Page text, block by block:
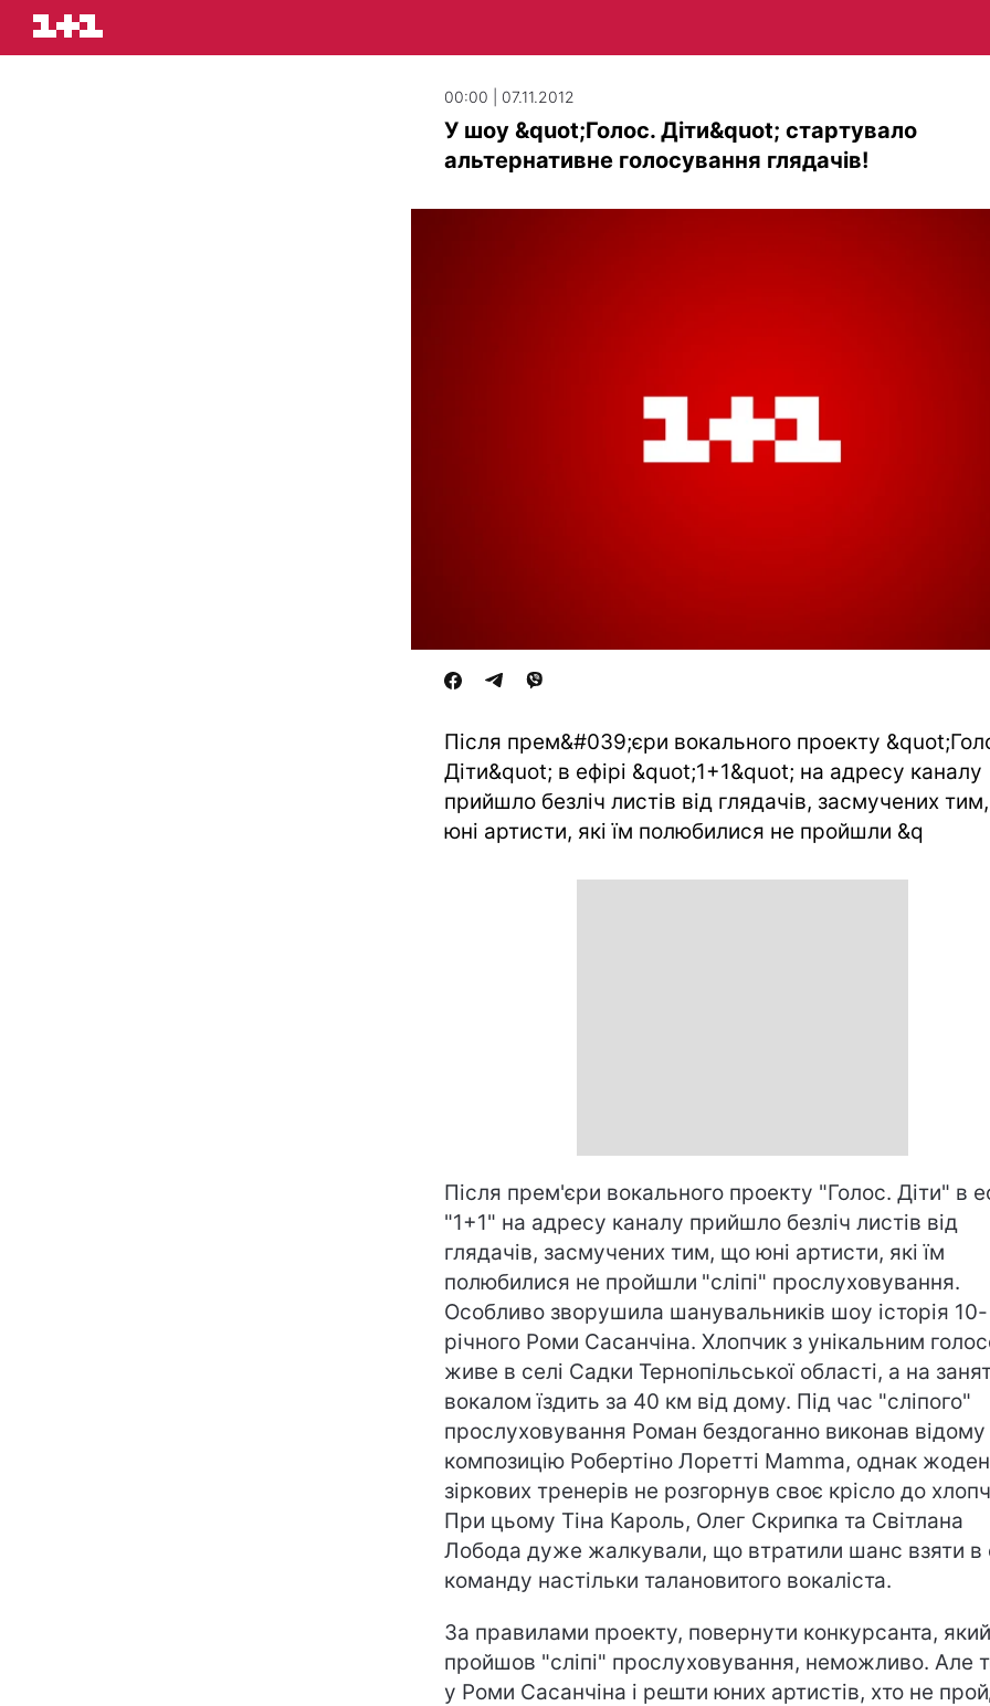
00:00 | 07.11.2012
У шоу &quot;Голос. Діти&quot; стартувало
альтернативне голосування глядачів!
Після прем&#039;єри вокального проекту
Діти&quot; в ефірі &quot;1+1&quot; на адресу каналу
прийшло безліч листів від глядачів, засмучених
юні артисти, які їм полюбилися не пройшли &q
Після прем'єри вокального проекту "Голос. Діти" в
"1+1" на адресу каналу прийшло безліч листів від
глядачів, засмучених тим, що юні артисти, які їм
полюбилися не пройшли "сліпі" прослуховування.
Особливо зворушила шанувальників шоу історія 10-
річного Роми Сасанчіна. Хлопчик з унікальним
живе в селі Садки Тернопільської області, а на
вокалом їздить за 40 км від дому. Під час "сліпого"
прослуховування Роман бездоганно виконав відому
композицію Робертіно Лоретті Mamma, однак жоден
зіркових тренерів не розгорнув своє крісло до
При цьому Тіна Кароль, Олег Скрипка та Світлана
Лобода дуже жалкували, що втратили шанс взяти в
команду настільки талановитого вокаліста.
За правилами проекту, повернути конкурсанта,
пройшов "сліпі" прослуховування, неможливо. Але
у Роми Сасанчіна і решти юних артистів, хто не